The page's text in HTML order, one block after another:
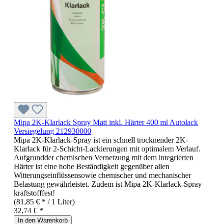
Mipa 2K-Klarlack Spray Matt inkl. Härter 400 ml Autolack
Versiegelung 212930000
Mipa 2K-Klarlack-Spray ist ein schnell trocknender 2K-
Klarlack für 2-Schicht-Lackierungen mit optimalem Verlauf.
Aufgrundder chemischen Vernetzung mit dem integrierten
Härter ist eine hohe Beständigkeit gegenüber allen
Witterungseinflüssensowie chemischer und mechanischer
Belastung gewährleistet. Zudem ist Mipa 2K-Klarlack-Spray
kraftstofffest!
(81,85 € * / 1 Liter)
32,74 € *
In den Warenkorb